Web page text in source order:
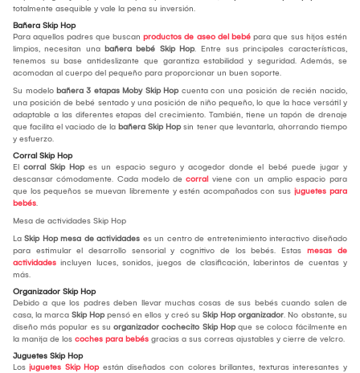
totalmente asequible y vale la pena su inversión.
Bañera Skip Hop
Para aquellos padres que buscan productos de aseo del bebé para que sus hijos estén
limpios, necesitan una bañera bebé Skip Hop. Entre sus principales características,
tenemos su base antideslizante que garantiza estabilidad y seguridad. Además, se
acomodan al cuerpo del pequeño para proporcionar un buen soporte.
Su modelo bañera 3 etapas Moby Skip Hopcuenta con una posición de recién nacido,
una posición de bebé sentado y una posición de niño pequeño, lo que la hace versátil y
adaptable a las diferentes etapas del crecimiento. También, tiene un tapón de drenaje
que facilita el vaciado de la bañera Skip Hopsin tener que levantarla, ahorrando tiempo
y esfuerzo.
Corral Skip Hop
El corral Skip Hopes un espacio seguro y acogedor donde el bebé puede jugar y
descansar cómodamente. Cada modelo de corral viene con un amplio espacio para
que los pequeños se muevan libremente y estén acompañados con sus juguetes para
bebés.
Mesa de actividades Skip Hop
La Skip Hop mesa de actividades es un centro de entretenimiento interactivo diseñado
para estimular el desarrollo sensorial y cognitivo de los bebés. Estas mesas de
actividades incluyen luces, sonidos, juegos de clasificación, laberintos de cuentas y
más.
Organizador Skip Hop
Debido a que los padres deben llevar muchas cosas de sus bebés cuando salen de
casa, la marca Skip Hoppensó en ellos y creó su Skip Hop organizador. No obstante, su
diseño más popular es su organizador cochecito Skip Hopque se coloca fácilmente en
la manija de los coches para bebés gracias a sus correas ajustables y cierre de velcro.
Juguetes Skip Hop
Los juguetes Skip Hopestán diseñados con colores brillantes, texturas interesantes y